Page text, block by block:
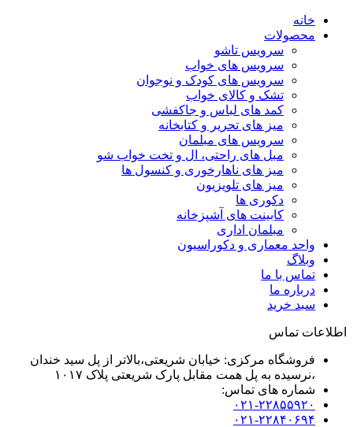
خانه
محصولات
سرویس تاشو
سرویس های خواب
سرویس های کودک و نوجوان
تشک و کالای خواب
کمد های لباس و جاکفشی
میز های تحریر و کتابخانه
سرویس های مبلمان
مبل های راحتی، ال و تخت خواب شو
میز های ناهارخوری و کنسول ها
میز های تلویزیون
دکوری ها
کابینت های آشپزخانه
مبلمان اداری
واحد معماری و دکوراسیون
وبلاگ
تماس با ما
درباره ما
سبد خرید
اطلاعات تماس
فروشگاه مرکزی: خیابان شریعتی،بالاتر از پل سید خندان
،نرسیده به پل همت مقابل پارک شریعتی پلاک ۱۰۱۷
شماره های تماس:
۰۲۱-۲۲۸۵۵۹۲۰
۰۲۱-۲۲۸۴۰۶۹۴